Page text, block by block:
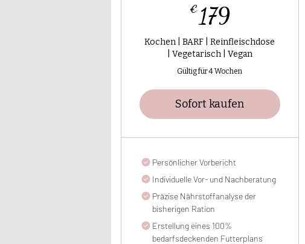
€ 179179€
Kochen | BARF | Reinfleischdose
| Vegetarisch | Vegan
Gültig für 4 Wochen
Sofort kaufen
Persönlicher Vorbericht
Individuelle Vor- und Nachberatung
Präzise Nährstoffanalyse der
bisherigen Ration
Erstellung eines 100%
bedarfsdeckenden Futterplans